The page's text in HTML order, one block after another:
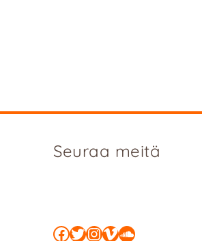
Seuraa meitä
Facebook
Twitter
Instagram
Vimeo
SoundCloud